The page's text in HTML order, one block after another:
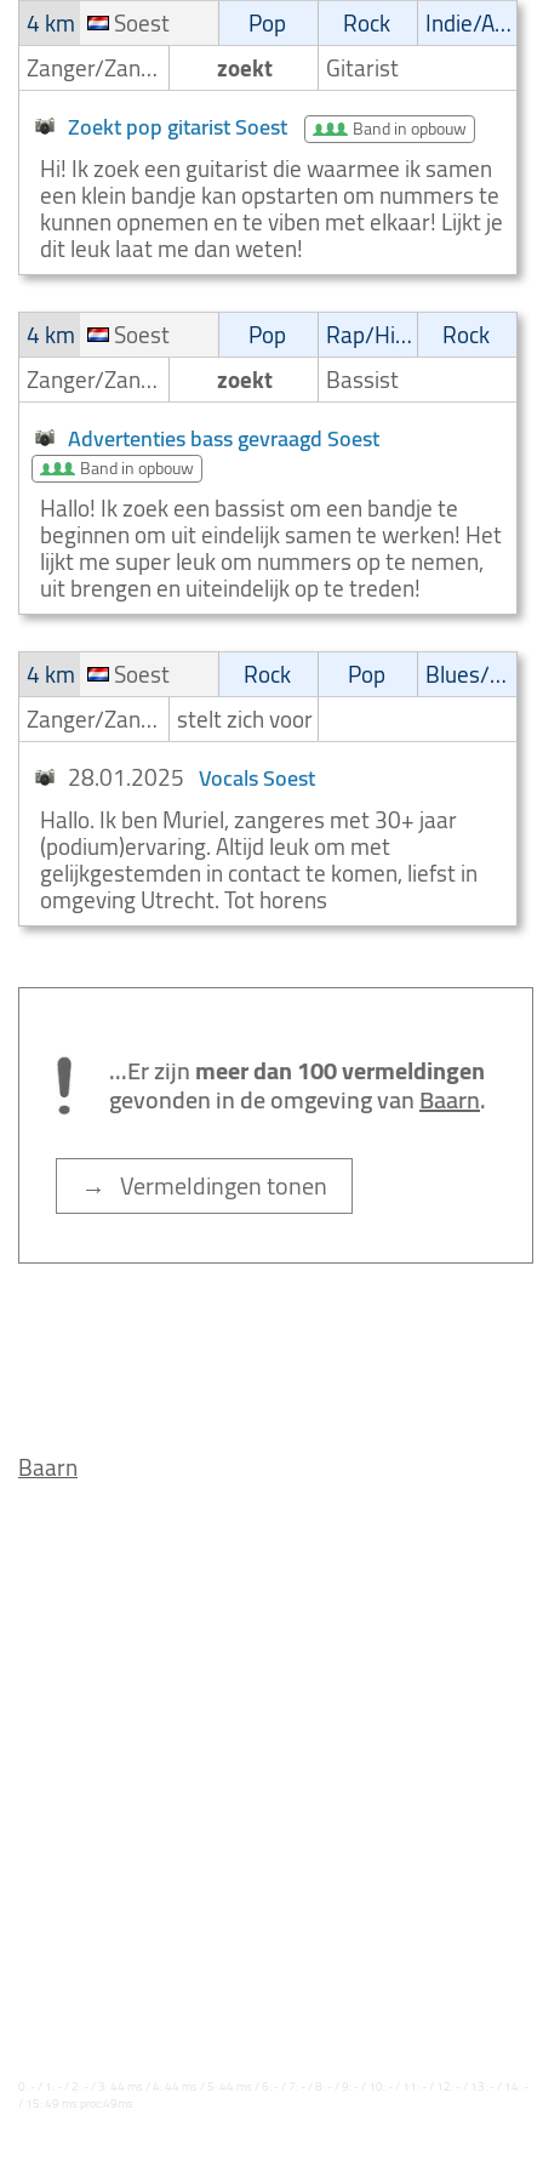
4 km
Soest Pop Rock
Indie/Alternative
Zanger/Zangeres
zoekt Gitarist
Zoekt pop gitarist Soest Band in opbouw
Hi! Ik zoek een guitarist die waarmee ik samen
een klein bandje kan opstarten om nummers te
kunnen opnemen en te viben met elkaar! Lijkt je
dit leuk laat me dan weten!
4 km
Soest Pop Rap/Hip-Hop/RnB
Rock
Zanger/Zangeres
zoekt Bassist
Advertenties bass gevraagd Soest
Band in opbouw
Hallo! Ik zoek een bassist om een bandje te
beginnen om uit eindelijk samen te werken! Het
lijkt me super leuk om nummers op te nemen,
uit brengen en uiteindelijk op te treden!
4 km
Soest Rock Pop
Blues/Swing
Zanger/Zangeres stelt zich voor
28.01.2025 Vocals Soest
Hallo. Ik ben Muriel, zangeres met 30+ jaar
(podium)ervaring. Altijd leuk om met
gelijkgestemden in contact te komen, liefst in
omgeving Utrecht. Tot horens
...Er zijnmeer dan 100 vermeldingen
gevonden in de omgeving vanBaarn.
→ Vermeldingen tonen
Baarn
0: - / 1: - / 2: - / 3: 44 ms / 4: 44 ms / 5: 44 ms / 6: - / 7: - / 8: - / 9: - / 10: - / 11: - / 12: - / 13: - / 14: -
/ 15: 49 ms proc:49ms